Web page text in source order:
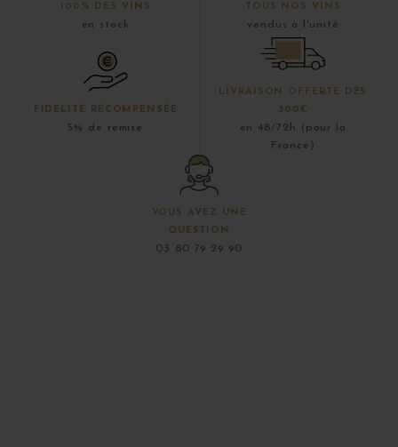
100% DES VINS
en stock
TOUS NOS VINS
vendus à l'unité
FIDÉLITÉ RÉCOMPENSÉE
5% de remise
LIVRAISON OFFERTE DÈS
300€
en 48/72h (pour la
France)
VOUS AVEZ UNE
QUESTION
03 80 79 29 90